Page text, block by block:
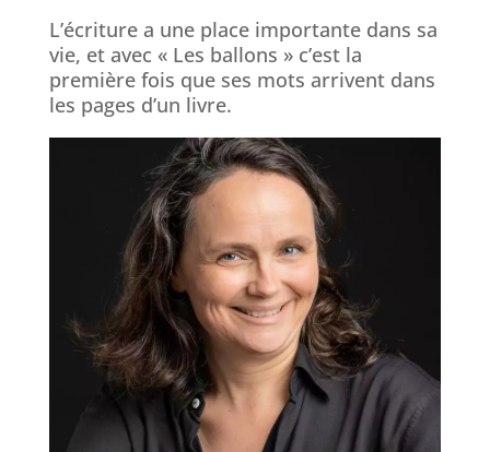
L’écriture a une place importante dans sa
vie, et avec « Les ballons » c’est la
première fois que ses mots arrivent dans
les pages d’un livre.